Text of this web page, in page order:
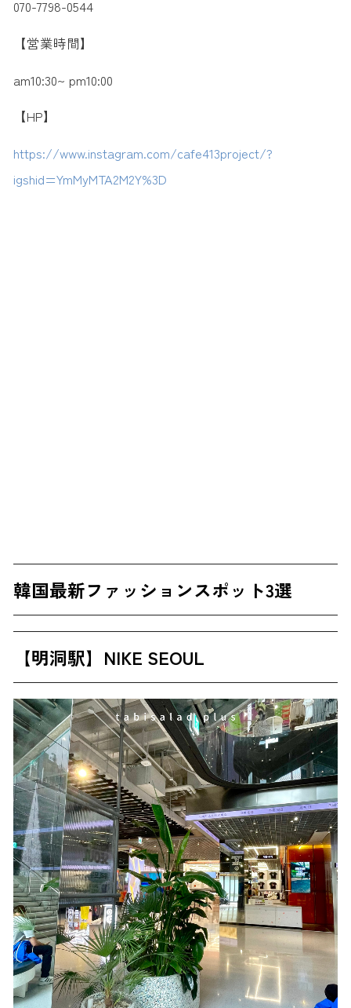
070-7798-0544
【営業時間】
am10:30~ pm10:00
【HP】
https://www.instagram.com/cafe413project/?
igshid=YmMyMTA2M2Y%3D
韓国最新ファッションスポット3選
【明洞駅】NIKE SEOUL